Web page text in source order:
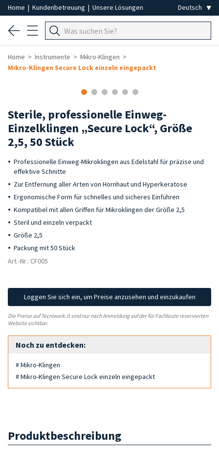
Home | Kundenbetreuung | Unsere Lösungen
Home Instrumente
Mikro-Klingen
Mikro-Klingen Secure Lock einzeln eingepackt
Sterile, professionelle Einweg-
Einzelklingen „Secure Lock“, Größe
2,5, 50 Stück
Professionelle Einweg-Mikroklingen aus Edelstahl für präzise und
effektive Schnitte
Zur Entfernung aller Arten von Hornhaut und Hyperkeratose
Ergonomische Form für schnelles und sicheres Einführen
Kompatibel mit allen Griffen für Mikroklingen der Größe 2,5
Steril und einzeln verpackt
Größe 2,5
Packung mit 50 Stück
Art.-Nr.: CF005
Loggen Sie sich ein, um Preise anzusehen und einzukaufen
Die Preise auf Tecniwork.it sind nur nach Anmeldung auf der für Fachleute reservierten
Website sichtbar.
Noch zu entdecken:
# Mikro-Klingen
# Mikro-Klingen Secure Lock einzeln eingepackt
Produktbeschreibung